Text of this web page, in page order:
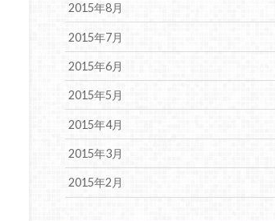
2015年8月
2015年7月
2015年6月
2015年5月
2015年4月
2015年3月
2015年2月